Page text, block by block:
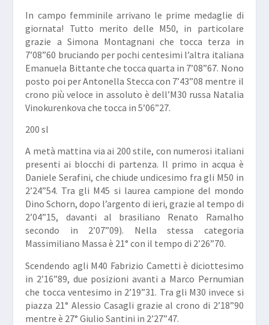
In campo femminile arrivano le prime medaglie di
giornata! Tutto merito delle M50, in particolare
grazie a Simona Montagnani che tocca terza in
7’08”60 bruciando per pochi centesimi l’altra italiana
Emanuela Bittante che tocca quarta in 7’08”67. Nono
posto poi per Antonella Stecca con 7’43”08 mentre il
crono più veloce in assoluto è dell’M30 russa Natalia
Vinokurenkova che tocca in 5’06”27.
200 sl
A metà mattina via ai 200 stile, con numerosi italiani
presenti ai blocchi di partenza. Il primo in acqua è
DanieleSerafini, che chiude undicesimo fra gli M50 in
2’24”54. Tra gli M45 si laurea campione del mondo
DinoSchorn, dopo l’argento di ieri, grazie al tempo di
2’04”15, davanti al brasiliano Renato Ramalho
secondo in 2’07”09). Nella stessa categoria
Massimiliano Massa è 21° con il tempo di 2’26”70.
Scendendo agli M40 Fabrizio Cametti è diciottesimo
in 2’16”89, due posizioni avanti a Marco Pernumian
che tocca ventesimo in 2’19”31. Tra gli M30 invece si
piazza 21° Alessio Casagli grazie al crono di 2’18”90
mentre è 27° GiulioSantini in 2’27”47.